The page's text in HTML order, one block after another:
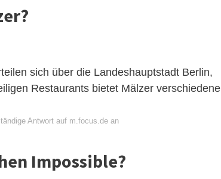
sich über die Landeshauptstadt Berlin,
Restaurants bietet Mälzer verschiedene
Antwort auf m.focus.de an
Impossible?